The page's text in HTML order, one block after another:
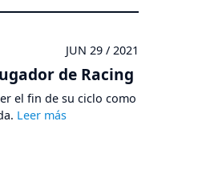
JUN 29 / 2021
de Racing
el fin de su ciclo como